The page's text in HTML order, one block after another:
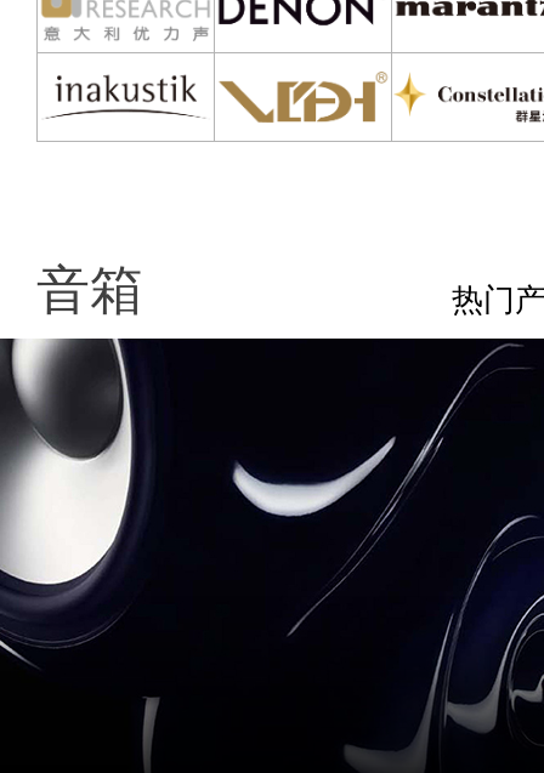
音箱 热门